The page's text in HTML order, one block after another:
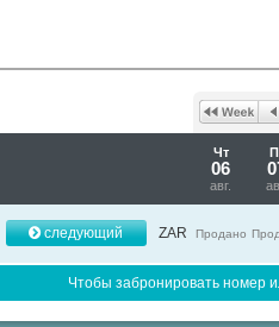
Чт
06
авг.
следующий ZAR Продано
Чтобы забронировать номер